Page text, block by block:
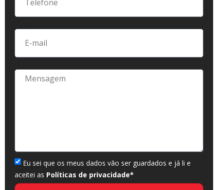
Eu sei que os meus dados vão ser guardados e já li e
aceitei as Políticas de privacidade*